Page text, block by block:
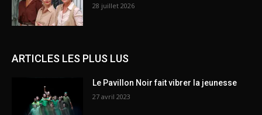
28 juillet 2026
ARTICLES LES PLUS LUS
Le Pavillon Noir fait vibrer la jeunesse
27 avril 2023